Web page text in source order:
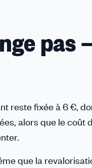
pas
reste fixée à 6 €,
alors que le
que la